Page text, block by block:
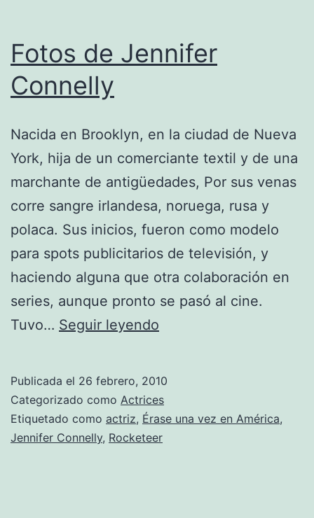
Fotos de Jennifer
Connelly
Nacida en Brooklyn, en la ciudad de Nueva
York, hija de un comerciante textil y de una
marchante de antigüedades, Por sus venas
corre sangre irlandesa, noruega, rusa y
polaca. Sus inicios, fueron como modelo
para spots publicitarios de televisión, y
haciendo alguna que otra colaboración en
series, aunque pronto se pasó al cine.
Tuvo… Seguir leyendo
Connelly
Publicada el 26 febrero, 2010
Categorizado como Actrices
Etiquetado como actriz, Érase una vez en América,
Jennifer Connelly, Rocketeer